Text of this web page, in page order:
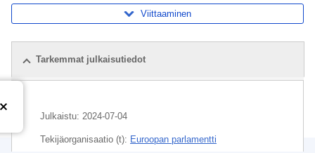
Viittaaminen
Tarkemmat julkaisutiedot
Julkaistu: 2024-07-04
Tekijäorganisaatio (t): Euroopan parlamentti